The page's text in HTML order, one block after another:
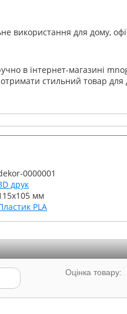
використання для дому,
в інтернет-магазині
стильний товар для
0000001
друк
мм
PLA
Оцінка товару: